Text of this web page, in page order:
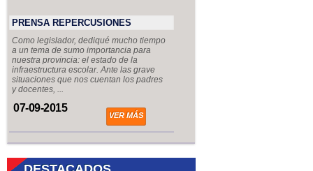
PRENSA REPERCUSIONES
Como legislador, dediqué mucho tiempo
a un tema de sumo importancia para
nuestra provincia: el estado de la
infraestructura escolar. Ante las grave
situaciones que nos cuentan los padres
y docentes, ...
07-09-2015
VER MÁS